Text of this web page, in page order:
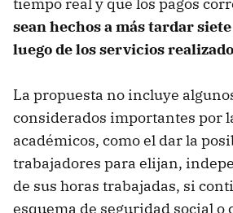
tiempo real y que los pagos
sean hechos a más tardar
luego de los servicios
La propuesta no incluye
considerados importantes por
académicos, como el dar la
trabajadores para elijan,
de sus horas trabajadas, si
esquema de seguridad social o